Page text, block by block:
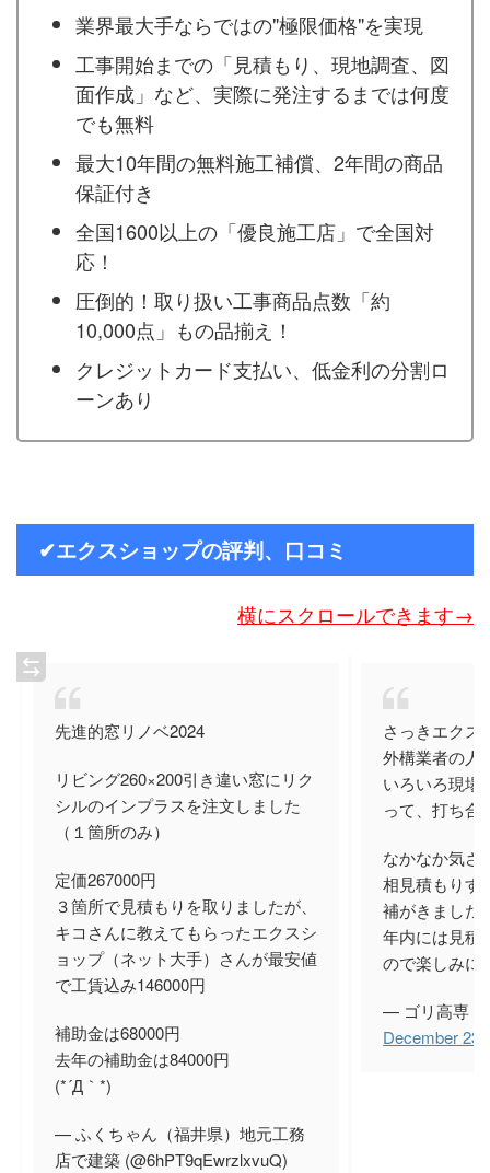
業界最大手ならではの"極限価格"を実現
工事開始までの「見積もり、現地調査、図
面作成」など、実際に発注するまでは何度
でも無料
最大10年間の無料施工補償、2年間の商品
保証付き
全国1600以上の「優良施工店」で全国対
応！
圧倒的！取り扱い工事商品点数「約
10,000点」もの品揃え！
クレジットカード支払い、低金利の分割ロ
ーンあり
✔エクスショップの評判、口コミ
横にスクロールできます→
先進的窓リノベ2024
リビング260×200引き違い窓にリク
シルのインプラスを注文しました
（１箇所のみ）
定価267000円
３箇所で見積もりを取りましたが、
キコさんに教えてもらったエクスシ
ョップ（ネット大手）さんが最安値
で工賃込み146000円
補助金は68000円
去年の補助金は84000円
(*´Д｀*)
— ふくちゃん（福井県）地元工務
店で建築 (@6hPT9qEwrzlxvuQ)
さっきエクス
外構業者の人
いろいろ現場
って、打ち合
なかなか気さ
相見積もりす
補がきました
年内には見積
ので楽しみに
— ゴリ高専
December 23,